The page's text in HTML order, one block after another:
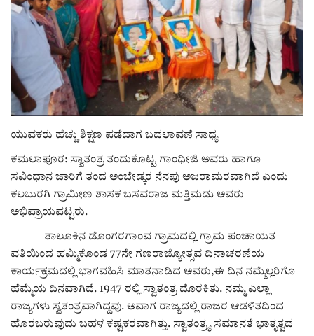
ರಾಜಕೀಯ
ಸುದ್ದಿ
e-paper (ಇ–ಪೇಪರ್‌)
ಪುಸ್ತಕ ಪರಿಚಯ
ಅಂಕಣ
ಸಾಧಕರ ಪರಿಚಯ
ಪತ್ರಕರ್ತರ ಪರಿಚಯ
ಸಂಪಾದಕೀಯ
ಕವನ
ಯುವಕರು ಹೆಚ್ಚು ಶಿಕ್ಷಣ ಪಡೆದಾಗ ಬದಲಾವಣೆ ಸಾಧ್ಯ
ಕಮಲಾಪೂರ: ಸ್ವಾತಂತ್ರ ತಂದುಕೊಟ್ಟ ಗಾಂಧೀಜಿ ಅವರು ಹಾಗೂ
ಸವಿಂಧಾನ ಜಾರಿಗೆ ತಂದ ಅಂಬೇಡ್ಕರ ನೆನಪು ಅಜರಾಮರವಾಗಿದೆ ಎಂದು
ಕಲಬುರಗಿ ಗ್ರಾಮೀಣ ಶಾಸಕ ಬಸವರಾಜ ಮತ್ತಿಮಡು ಅವರು
ಅಭಿಪ್ರಾಯಪಟ್ಟರು.
ತಾಲೂಕಿನ ಡೊಂಗರಗಾಂವ ಗ್ರಾಮದಲ್ಲಿ ಗ್ರಾಮ ಪಂಚಾಯತ
ವತಿಯಿಂದ ಹಮ್ಮಿಕೊಂಡ 77ನೇ ಗಣರಾಜ್ಯೋತ್ಸವ ದಿನಾಚರಣೆಯ
ಕಾರ್ಯಕ್ರಮದಲ್ಲಿ ಭಾಗವಹಿಸಿ ಮಾತನಾಡಿದ ಅವರು,ಈ ದಿನ ನಮ್ಮೆಲ್ಲರಿಗೊ
ಹೆಮ್ಮೆಯ ದಿನವಾಗಿದೆ. 1947 ರಲ್ಲಿ ಸ್ವಾತಂತ್ರ ದೊರಕಿತು. ನಮ್ಮ ಎಲ್ಲಾ
ರಾಜ್ಯಗಳು ಸ್ವತಂತ್ರವಾಗಿದ್ದವು. ಅವಾಗ ರಾಜ್ಯದಲ್ಲಿ ರಾಜರ ಆಡಳಿತದಿಂದ
ಹೊರಬರುವುದು ಬಹಳ ಕಷ್ಟಕರವಾಗಿತ್ತು. ಸ್ವಾತಂತ್ರ್ಯ ಸಮಾನತೆ ಭಾತೃತ್ವದ